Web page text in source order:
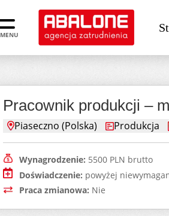
MENU
Pracownik produkcji –
Piaseczno (Polska) Produkcja
Wynagrodzenie: 5500 PLN brutto
Doświadczenie: powyżej
Praca zmianowa: Nie